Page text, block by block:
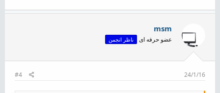
msm
عضو حرفه ای ناظر انجمن
24/1/16
#4